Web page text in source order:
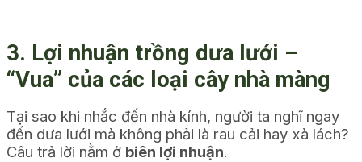
3. Lợi nhuận trồng dưa lưới –
“Vua” của các loại cây nhà màng
Tại sao khi nhắc đến nhà kính, người ta nghĩ ngay
đến dưa lưới mà không phải là rau cải hay xà lách?
Câu trả lời nằm ở biên lợi nhuận.